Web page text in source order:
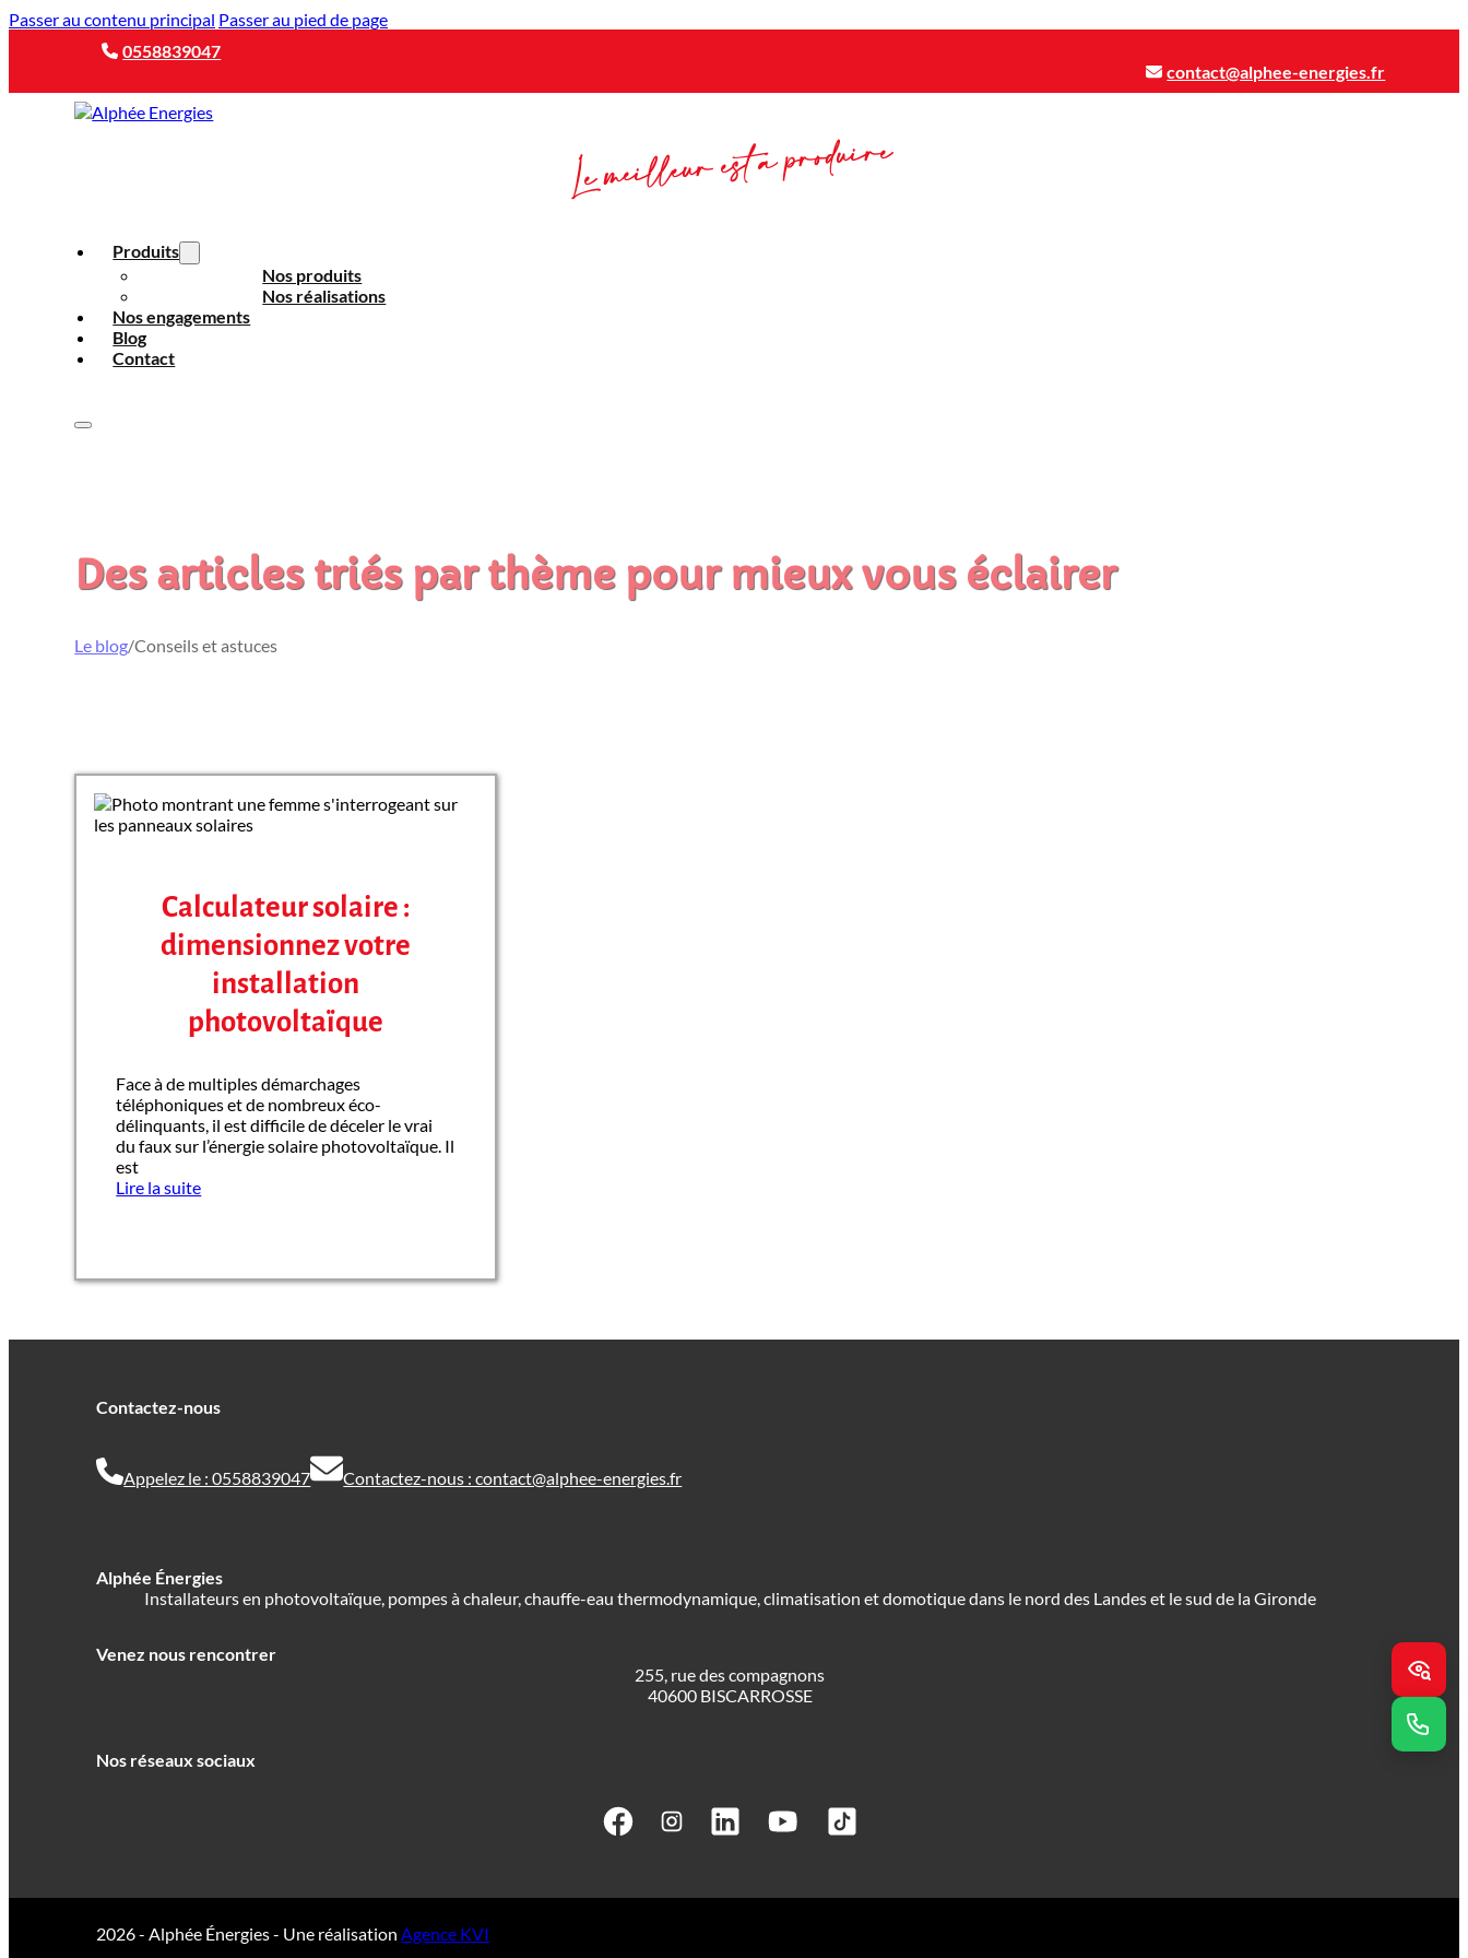
Passer au contenu principal Passer au pied de page
0558839047
contact@alphee-energies.fr
Le meilleur est à produire
Produits
Nos produits
Nos réalisations
Nos engagements
Blog
Contact
Des articles triés par thème pour mieux vous éclairer
Le blog/Conseils et astuces
Calculateur solaire :
dimensionnez votre
installation
photovoltaïque
Face à de multiples démarchages
téléphoniques et de nombreux éco-
délinquants, il est difficile de déceler le vrai
du faux sur l’énergie solaire photovoltaïque. Il
est
Lire la suite
Contactez-nous
Appelez le : 0558839047 Contactez-nous : contact@alphee-energies.fr
Alphée Énergies
Installateurs en photovoltaïque, pompes à chaleur, chauffe-eau thermodynamique, climatisation et domotique dans le nord des Landes et le sud de la Gironde
Venez nous rencontrer
255, rue des compagnons
40600 BISCARROSSE
Nos réseaux sociaux
2026 - Alphée Énergies - Une réalisationAgence KVI